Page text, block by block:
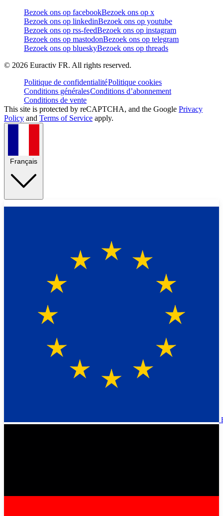
Bezoek ons op facebookBezoek ons op x
Bezoek ons op linkedinBezoek ons op youtube
Bezoek ons op rss-feedBezoek ons op instagram
Bezoek ons op mastodonBezoek ons op telegram
Bezoek ons op blueskyBezoek ons op threads
© 2026 Euractiv FR. All rights reserved.
Politique de confidentialitéPolitique cookies
Conditions généralesConditions d’abonnement
Conditions de vente
This site is protected by reCAPTCHA, and the Google Privacy
Policy and Terms of Service apply.
Français